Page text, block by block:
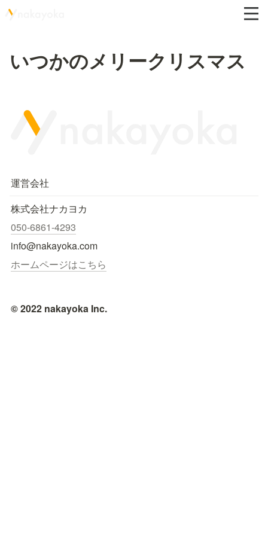
いつかのメリークリスマス
運営会社
株式会社ナカヨカ
050-6861-4293
info@nakayoka.com
ホームページはこちら
© 2022 nakayoka Inc.